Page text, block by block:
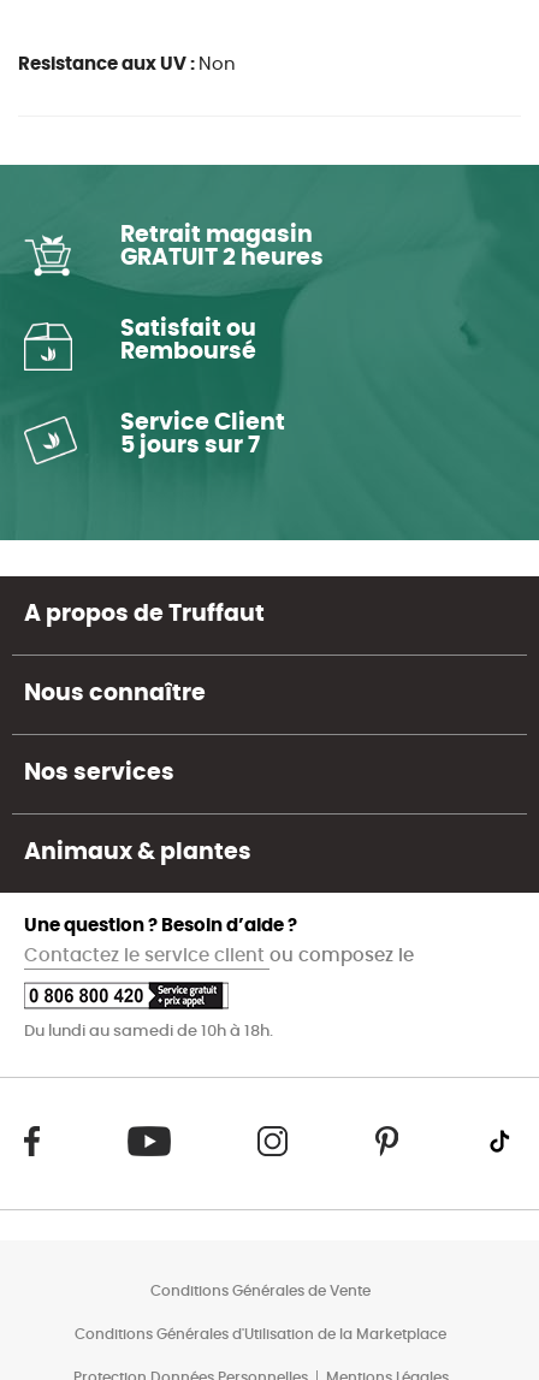
Resistance aux UV : Non
Retrait magasin
GRATUIT 2 heures
Satisfait ou
Remboursé
Service Client
5 jours sur 7
A propos de Truffaut
Nous connaître
Nos services
Animaux & plantes
Une question ? Besoin d’aide ?
Contactez le service client ou composez le
Du lundi au samedi de 10h à 18h.
Conditions Générales de Vente
Conditions Générales d'Utilisation de la Marketplace